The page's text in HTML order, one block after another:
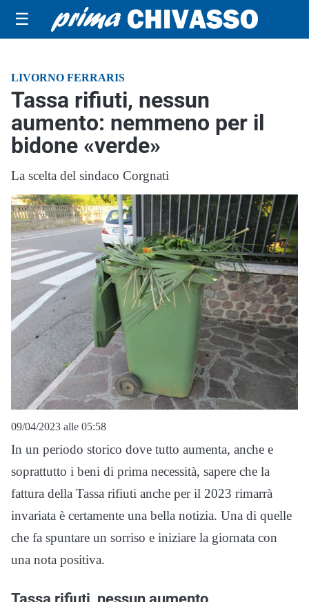
☰
LIVORNO FERRARIS
Tassa rifiuti, nessun
aumento: nemmeno per il
bidone «verde»
La scelta del sindaco Corgnati
09/04/2023 alle 05:58
In un periodo storico dove tutto aumenta, anche e
soprattutto i beni di prima necessità, sapere che la
fattura della Tassa rifiuti anche per il 2023 rimarrà
invariata è certamente una bella notizia. Una di quelle
che fa spuntare un sorriso e iniziare la giornata con
una nota positiva.